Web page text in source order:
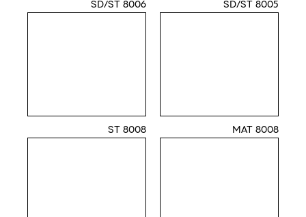
8005 SD/ST
8006 SD/ST
8008 MAT
8008 ST